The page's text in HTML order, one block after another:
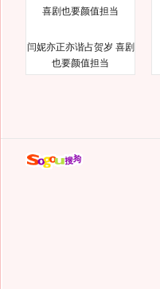
闫妮亦正亦谐占贺岁 喜剧
也要颜值担当